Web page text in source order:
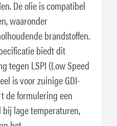
De olie is compatibel
waaronder
brandstoffen.
biedt dit
tegen LSPI (Low Speed
is voor zuinige GDI-
de formulering een
lage temperaturen,